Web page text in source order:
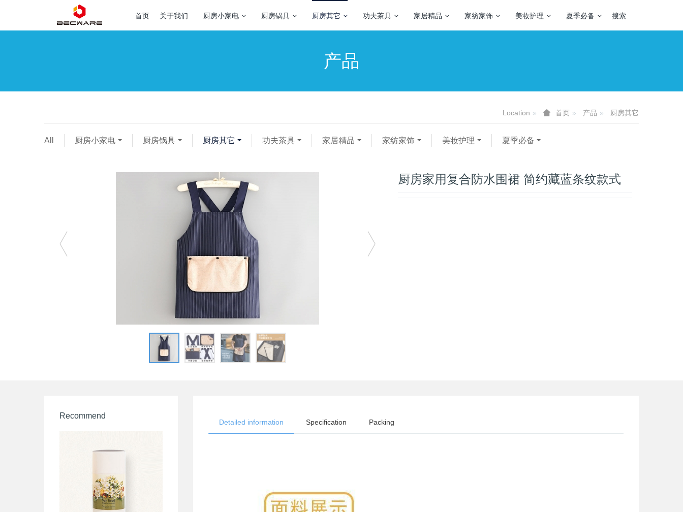
首页 关于我们 厨房小家电 厨房锅具 厨房其它 功夫茶具 家居精品 家纺家饰 美妆护理 夏季必备 搜索
产品
Location 首页 产品 厨房其它
All 厨房小家电 厨房锅具 厨房其它 功夫茶具 家居精品 家纺家饰 美妆护理 夏季必备
厨房家用复合防水围裙 简约藏蓝条纹款式
Detailed information Specification Packing
Recommend